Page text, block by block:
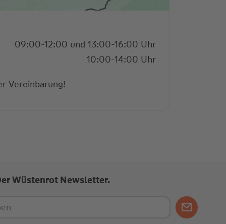
09:00-12:00 und 13:00-16:00 Uhr
10:00-14:00 Uhr
Vereinbarung!
Wüstenrot Newsletter.